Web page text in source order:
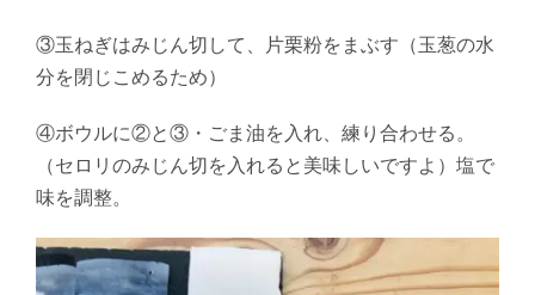
③玉ねぎはみじん切して、片栗粉をまぶす（玉葱の水
分を閉じこめるため）
④ボウルに②と③・ごま油を入れ、練り合わせる。
（セロリのみじん切を入れると美味しいですよ）塩で
味を調整。